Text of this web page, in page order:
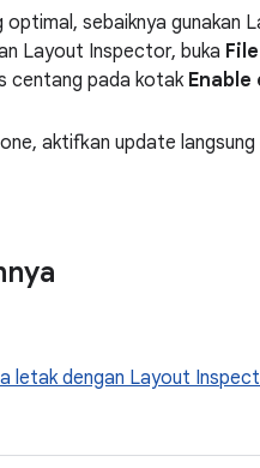
sebaiknya
Layout Inspector, buka File
centang pada kotak
aktifkan update langsung
letak dengan Layout